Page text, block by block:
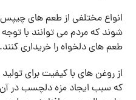
انواع مختلفی از طعم های
شوند که مردم می توانند با
طعم های دلخواه را خریداری کنند.
از روغن های با کیفیت برای
که سبب ایجاد مزه دلچسب در